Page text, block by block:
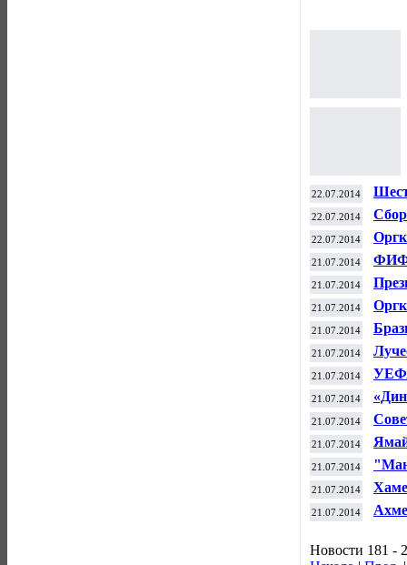
22.07.2014
22.07.2014
22.07.2014
21.07.2014
21.07.2014
21.07.2014
21.07.2014
21.07.2014
из-
21.07.2014
21.07.2014
21.07.2014
21.07.2014
21.07.2014
21.07.2014
21.07.2014
Новости 181 -